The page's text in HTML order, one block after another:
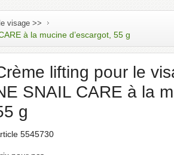
visage >>
à la mucine d’escargot, 55 g
lifting pour le
SNAIL CARE à la
g
5545730